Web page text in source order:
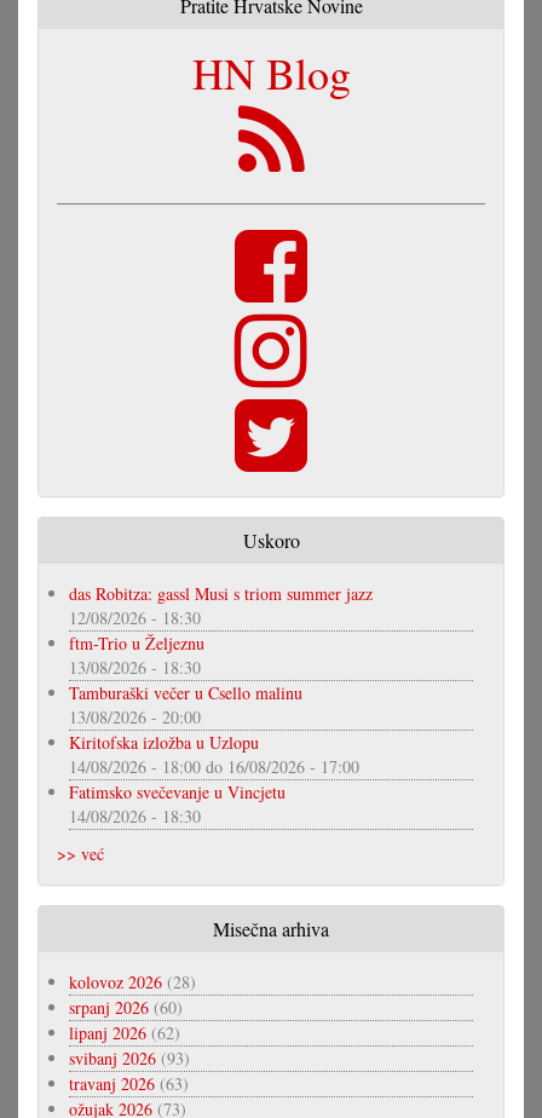
Pratite Hrvatske Novine
HN Blog
Uskoro
das Robitza: gassl Musi s triom summer jazz
12/08/2026 - 18:30
ftm-Trio u Željeznu
13/08/2026 - 18:30
Tamburaški večer u Csello malinu
13/08/2026 - 20:00
Kiritofska izložba u Uzlopu
14/08/2026 - 18:00 do 16/08/2026 - 17:00
Fatimsko svečevanje u Vincjetu
14/08/2026 - 18:30
>> već
Misečna arhiva
kolovoz 2026 (28)
srpanj 2026 (60)
lipanj 2026 (62)
svibanj 2026 (93)
travanj 2026 (63)
ožujak 2026 (73)